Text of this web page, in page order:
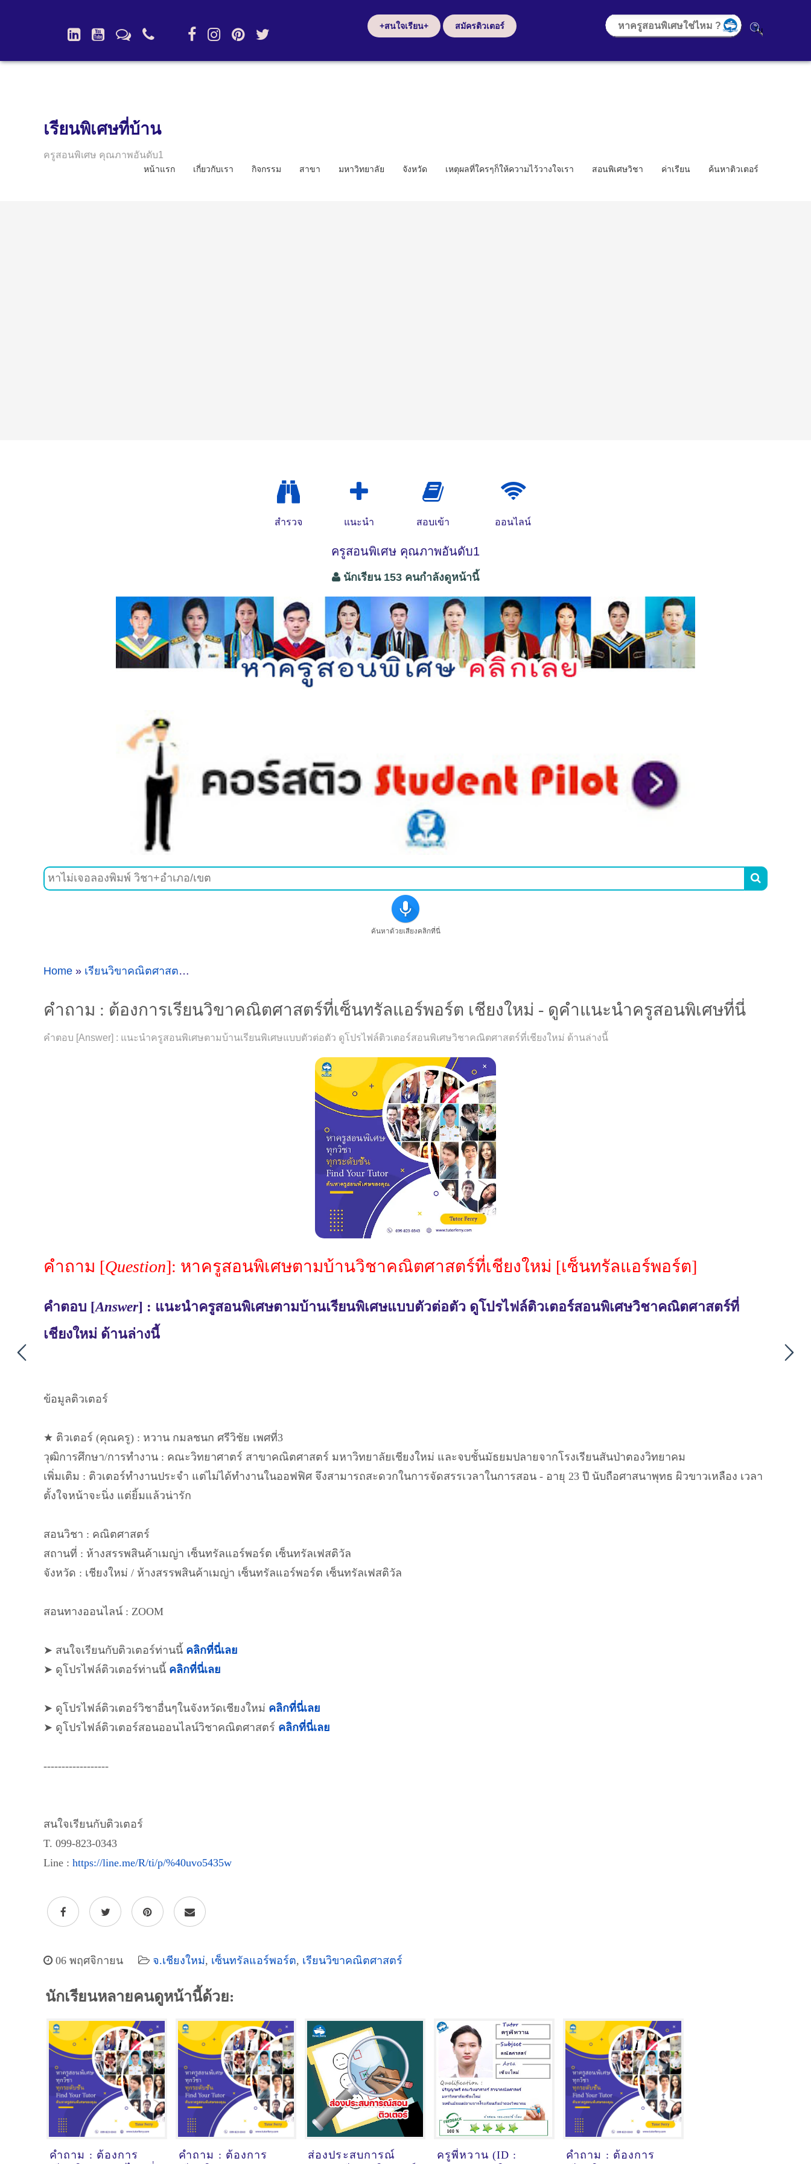
+สนใจเรียน+ สมัครติวเตอร์
เรียนพิเศษที่บ้าน
ครูสอนพิเศษ คุณภาพอันดับ1
หน้าแรก เกี่ยวกับเรา กิจกรรม สาขา มหาวิทยาลัย จังหวัด เหตุผลที่ใครๆก็ให้ความไว้วางใจเรา สอนพิเศษวิชา ค่าเรียน ค้นหาติวเตอร์
สำรวจ แนะนำ สอบเข้า ออนไลน์
ครูสอนพิเศษ คุณภาพอันดับ1
นักเรียน 153 คนกำลังดูหน้านี้

ค้นหาด้วยเสียงคลิกที่นี่
Home » เรียนวิขาคณิตศาสตร์ »
คำถาม : ต้องการเรียนวิขาคณิตศาสตร์ที่เซ็นทรัลแอร์พอร์ต เชียงใหม่ - ดูคำแนะนำครูสอนพิเศษที่นี่
คำตอบ [Answer] : แนะนำครูสอนพิเศษตามบ้านเรียนพิเศษแบบตัวต่อตัว ดูโปรไฟล์ติวเตอร์สอนพิเศษวิชาคณิตศาสตร์ที่เชียงใหม่ ด้านล่างนี้
คำถาม [Question]: หาครูสอนพิเศษตามบ้านวิชาคณิตศาสตร์ที่เชียงใหม่ [เซ็นทรัลแอร์พอร์ต]
คำตอบ [Answer] : แนะนำครูสอนพิเศษตามบ้านเรียนพิเศษแบบตัวต่อตัว ดูโปรไฟล์ติวเตอร์สอนพิเศษวิชาคณิตศาสตร์ที่
เชียงใหม่ ด้านล่างนี้
ข้อมูลติวเตอร์
★ ติวเตอร์ (คุณครู) : หวาน กมลชนก ศรีวิชัย เพศที่3
วุฒิการศึกษา/การทำงาน : คณะวิทยาศาตร์ สาขาคณิตศาสตร์ มหาวิทยาลัยเชียงใหม่ และจบชั้นมัธยมปลายจากโรงเรียนสันป่าตองวิทยาคม
เพิ่มเติม : ติวเตอร์ทำงานประจำ แต่ไม่ได้ทำงานในออฟฟิศ จึงสามารถสะดวกในการจัดสรรเวลาในการสอน - อายุ 23 ปี นับถือศาสนาพุทธ ผิวขาวเหลือง เวลา
ตั้งใจหน้าจะนิ่ง แต่ยิ้มแล้วน่ารัก
สอนวิชา : คณิตศาสตร์
สถานที่ : ห้างสรรพสินค้าเมญ่า เซ็นทรัลแอร์พอร์ต เซ็นทรัลเฟสติวัล
จังหวัด : เชียงใหม่ / ห้างสรรพสินค้าเมญ่า เซ็นทรัลแอร์พอร์ต เซ็นทรัลเฟสติวัล
สอนทางออนไลน์ : ZOOM
➤ สนใจเรียนกับติวเตอร์ท่านนี้ คลิกที่นี่เลย
➤ ดูโปรไฟล์ติวเตอร์ท่านนี้ คลิกที่นี่เลย
➤ ดูโปรไฟล์ติวเตอร์วิชาอื่นๆในจังหวัดเชียงใหม่ คลิกที่นี่เลย
➤ ดูโปรไฟล์ติวเตอร์สอนออนไลน์วิชาคณิตศาสตร์ คลิกที่นี่เลย
------------------
สนใจเรียนกับติวเตอร์
T. 099-823-0343
Line : https://line.me/R/ti/p/%40uvo5435w
06 พฤศจิกายน จ.เชียงใหม่, เซ็นทรัลแอร์พอร์ต, เรียนวิขาคณิตศาสตร์
นักเรียนหลายคนดูหน้านี้ด้วย:
คำถาม : ต้องการ
คำถาม : ต้องการ
ส่องประสบการณ์
ครูพี่หวาน (ID :
คำถาม : ต้องการ